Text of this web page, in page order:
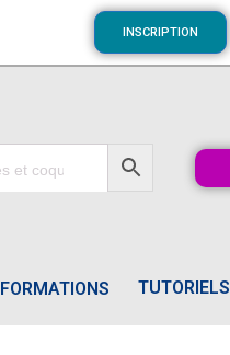
INSCRIPTION
FORMATIONS TUTORIELS